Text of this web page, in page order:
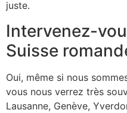
juste.
Intervenez-
Suisse
Oui, même si nous
vous nous verrez très
Lausanne, Genève,